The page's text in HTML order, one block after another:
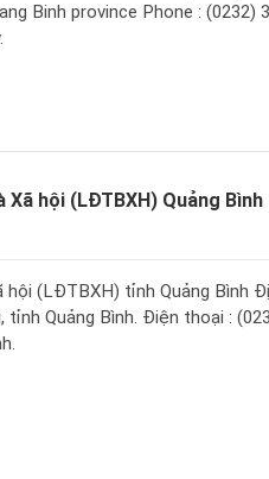
Binh province Phone : (0232)
hội (LĐTBXH) Quảng Bình
(LĐTBXH) tỉnh Quảng Bình
Quảng Bình. Điện thoại :